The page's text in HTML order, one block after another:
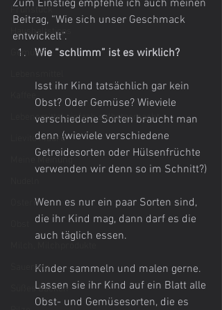
Frühstück
Haushaltstipps
Gemüse
Lebensmittel einfach selbstgemacht
Lievito Madre
Ostern
Sauerteig
Süßes Backen
Zum Einstieg empfehle ich auch meinen
Beitrag, “Wie sich unser Geschmack
entwickelt”.
Wie “schlimm” ist es wirklich?
Isst ihr Kind tatsächlich gar kein
Obst? Oder Gemüse? Wieviele
verschiedene Sorten braucht man
denn (wieviele verschiedene
Getreidesorten oder Hülsenfrüchte
verwenden wir denn so im Schnitt?)
Wenn es nur ein paar Sorten sind,
die ihr Kind mag, dann darf es die
auch täglich essen.
Kinder sammeln und malen gerne.
Lassen sie ihr Kind auf ein Blatt alle
Obst- und Gemüsesorten, die es